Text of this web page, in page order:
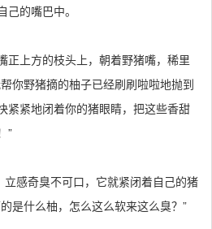
的嘴巴中。
正上方的枝头上，朝着野猪嘴，稀里
你野猪摘的柚子已经刷刷啦啦地抛到
紧紧地闭着你的猪眼睛，把这些香甜
”
立感奇臭不可口，它就紧闭着自己的猪
是什么柚，怎么这么软来这么臭？”